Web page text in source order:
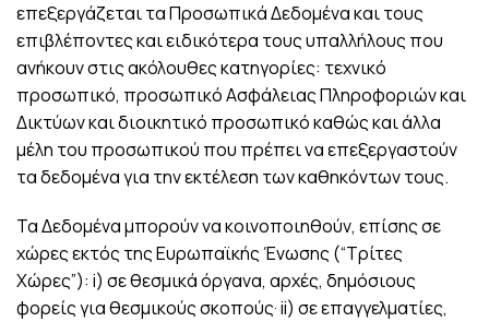
επεξεργάζεται τα Προσωπικά Δεδομένα και τους
επιβλέποντες και ειδικότερα τους υπαλλήλους που
ανήκουν στις ακόλουθες κατηγορίες: τεχνικό
προσωπικό, προσωπικό Ασφάλειας Πληροφοριών και
Δικτύων και διοικητικό προσωπικό καθώς και άλλα
μέλη του προσωπικού που πρέπει να επεξεργαστούν
τα δεδομένα για την εκτέλεση των καθηκόντων τους.
Τα Δεδομένα μπορούν να κοινοποιηθούν, επίσης σε
χώρες εκτός της Ευρωπαϊκής Ένωσης (“Τρίτες
Χώρες”): i) σε θεσμικά όργανα, αρχές, δημόσιους
φορείς για θεσμικούς σκοπούς· ii) σε επαγγελματίες,